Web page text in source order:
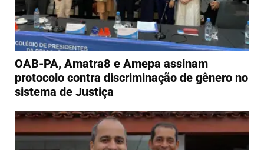
OAB-PA, Amatra8 e Amepa assinam
protocolo contra discriminação de gênero no
sistema de Justiça